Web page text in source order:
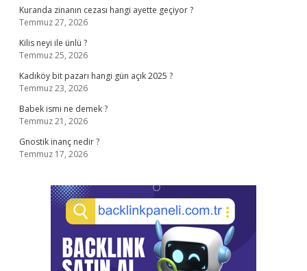
Kuranda zinanın cezası hangi ayette geçiyor ?
Temmuz 27, 2026
Kilis neyi ile ünlü ?
Temmuz 25, 2026
Kadıköy bit pazarı hangi gün açık 2025 ?
Temmuz 23, 2026
Babek ismi ne demek ?
Temmuz 21, 2026
Gnostik inanç nedir ?
Temmuz 17, 2026